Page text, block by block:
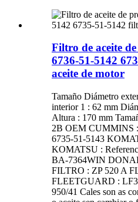
Filtro de aceite
6736-51-5142
aceite de motor
Tamaño Diámetro
interior 1 : 62 mm
Altura : 170 mm
2B OEM CUMMINS
6735-51-5143
KOMATSU :
BA-7364WIN
FILTRO : ZP 520 A
FLEETGUARD :
950/41 Cales son as